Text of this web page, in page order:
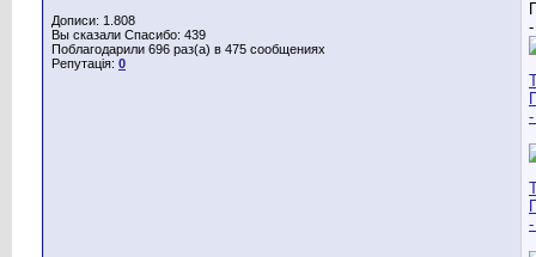
Дописи: 1.808
Вы сказали Спасибо: 439
Поблагодарили 696 раз(а) в 475 сообщениях
Репутація: 0